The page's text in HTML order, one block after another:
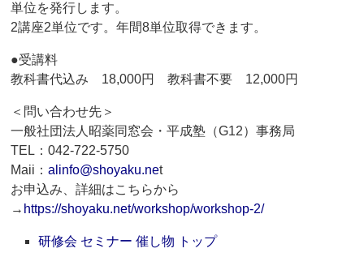
単位を発行します。
2講座2単位です。年間8単位取得できます。
●受講料
教科書代込み 18,000円 教科書不要 12,000円
＜問い合わせ先＞
一般社団法人昭薬同窓会・平成塾（G12）事務局
TEL：042-722-5750
Maii：alinfo@shoyaku.net
お申込み、詳細はこちらから
→ https://shoyaku.net/workshop/workshop-2/
研修会 セミナー 催し物 トップ